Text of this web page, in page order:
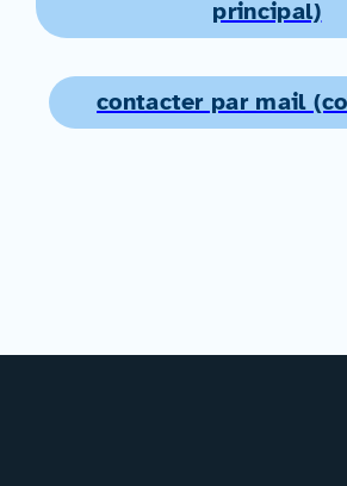
principal)
contacter par mail